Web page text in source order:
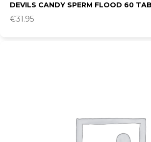
DEVILS CANDY SPERM FLOOD 60
€31.95